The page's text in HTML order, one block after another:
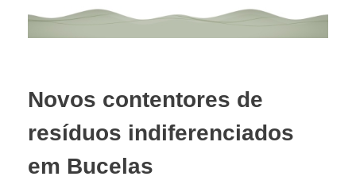
Novos contentores de
resíduos indiferenciados
em Bucelas